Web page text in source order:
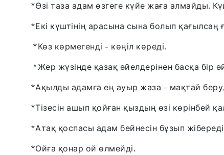
*Өзі таза адам өзгеге күйе жаға алмайды.
*Екі күштінің арасына сына болып қағылсаң
*Көз көрмегенді - көңіл көреді.
*Жер жүзінде қазақ əйелдерінен басқа бір
*Ақылды адамға ең ауыр жаза - мақтай
*Тізесін ашып қойған қыздың өзі көрінбей
*Атақ қоспасы адам бейнесін бұзып
*Ойға қонар ой өлмейді.